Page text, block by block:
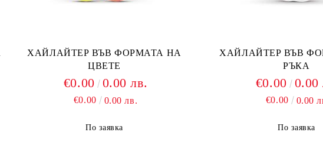
ХАЙЛАЙТЕР ВЪВ ФОРМАТА НА
ЦВЕТЕ
€0.00 0.00 лв.
€0.00 0.00 лв.
По заявка
ХАЙЛАЙТЕР ВЪВ
РЪКА
€0.00 0.00
€0.00 0.00
По заявка